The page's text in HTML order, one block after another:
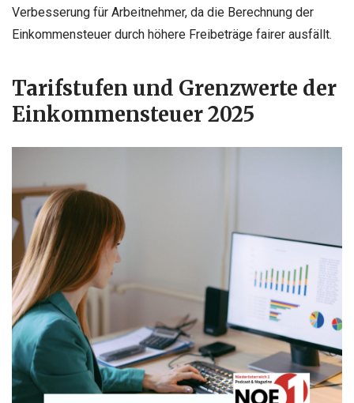
Verbesserung für Arbeitnehmer, da die Berechnung der
Einkommensteuer durch höhere Freibeträge fairer ausfällt.
Tarifstufen und Grenzwerte der
Einkommensteuer 2025